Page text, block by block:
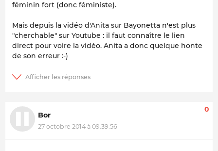
féminin fort (donc féministe).
Mais depuis la vidéo d'Anita sur Bayonetta n'est plus
"cherchable" sur Youtube : il faut connaître le lien
direct pour voire la vidéo. Anita a donc quelque honte
de son erreur :-)
Bor
27 octobre 2014 à 09:39:56
0